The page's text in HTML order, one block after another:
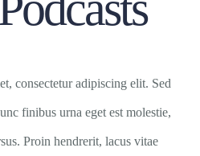
consectetur adipiscing elit. Sed
finibus urna eget est molestie,
Proin hendrerit, lacus vitae